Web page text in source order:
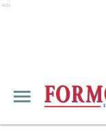
Ads